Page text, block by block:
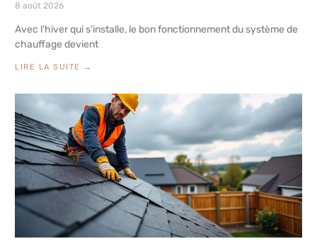
8 août 2026
Avec l’hiver qui s’installe, le bon fonctionnement du système de
chauffage devient
LIRE LA SUITE →